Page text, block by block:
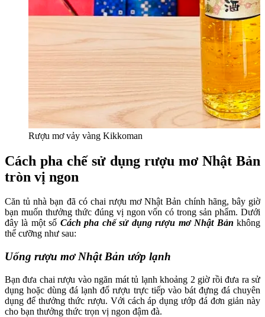
Rượu mơ vảy vàng Kikkoman
Cách pha chế sử dụng rượu mơ Nhật Bản
tròn vị ngon
Căn tủ nhà bạn đã có chai rượu mơ Nhật Bản chính hãng, bây giờ
bạn muốn thưởng thức đúng vị ngon vốn có trong sản phẩm. Dưới
đây là một số Cách pha chế sử dụng rượu mơ Nhật Bản không
thể cưỡng như sau:
Uống rượu mơ Nhật Bản ướp lạnh
Bạn đưa chai rượu vào ngăn mát tủ lạnh khoảng 2 giờ rồi đưa ra sử
dụng hoặc dùng đá lạnh đổ rượu trực tiếp vào bát đựng đá chuyên
dụng để thưởng thức rượu. Với cách áp dụng ướp đá đơn giản này
cho bạn thưởng thức trọn vị ngon đậm đà.